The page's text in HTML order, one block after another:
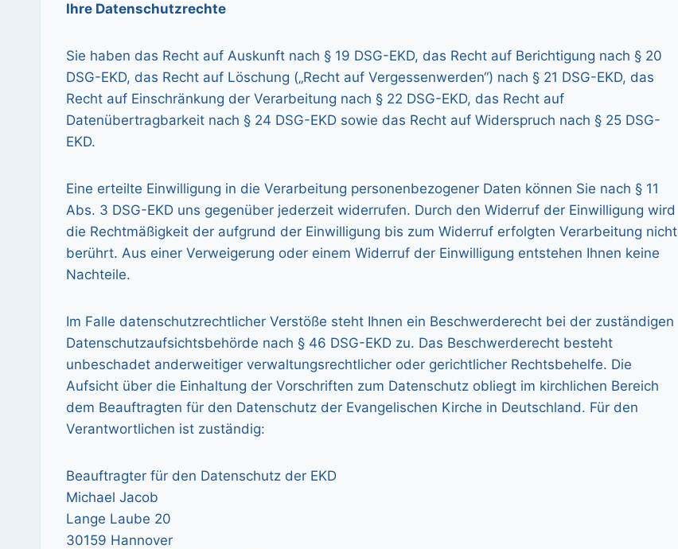
Ihre Datenschutzrechte
Sie haben das Recht auf Auskunft nach § 19 DSG-EKD, das Recht auf Berichtigung nach § 20
DSG-EKD, das Recht auf Löschung („Recht auf Vergessenwerden“) nach § 21 DSG-EKD, das
Recht auf Einschränkung der Verarbeitung nach § 22 DSG-EKD, das Recht auf
Datenübertragbarkeit nach § 24 DSG-EKD sowie das Recht auf Widerspruch nach § 25 DSG-
EKD.
Eine erteilte Einwilligung in die Verarbeitung personenbezogener Daten können Sie nach § 11
Abs. 3 DSG-EKD uns gegenüber jederzeit widerrufen. Durch den Widerruf der Einwilligung wird
die Rechtmäßigkeit der aufgrund der Einwilligung bis zum Widerruf erfolgten Verarbeitung nicht
berührt. Aus einer Verweigerung oder einem Widerruf der Einwilligung entstehen Ihnen keine
Nachteile.
Im Falle datenschutzrechtlicher Verstöße steht Ihnen ein Beschwerderecht bei der zuständigen
Datenschutzaufsichtsbehörde nach § 46 DSG-EKD zu. Das Beschwerderecht besteht
unbeschadet anderweitiger verwaltungsrechtlicher oder gerichtlicher Rechtsbehelfe. Die
Aufsicht über die Einhaltung der Vorschriften zum Datenschutz obliegt im kirchlichen Bereich
dem Beauftragten für den Datenschutz der Evangelischen Kirche in Deutschland. Für den
Verantwortlichen ist zuständig:
Beauftragter für den Datenschutz der EKD
Michael Jacob
Lange Laube 20
30159 Hannover